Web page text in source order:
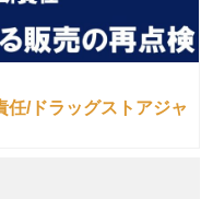
任/ドラッグストアジャ